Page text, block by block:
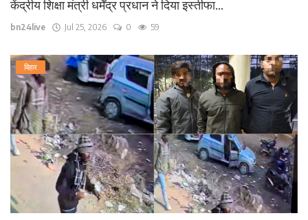
केंद्रीय शिक्षा मंत्री धर्मेंद्र प्रधान ने दिया इस्तीफा...
bn24live Jul 25, 2026 0 59
बिहार